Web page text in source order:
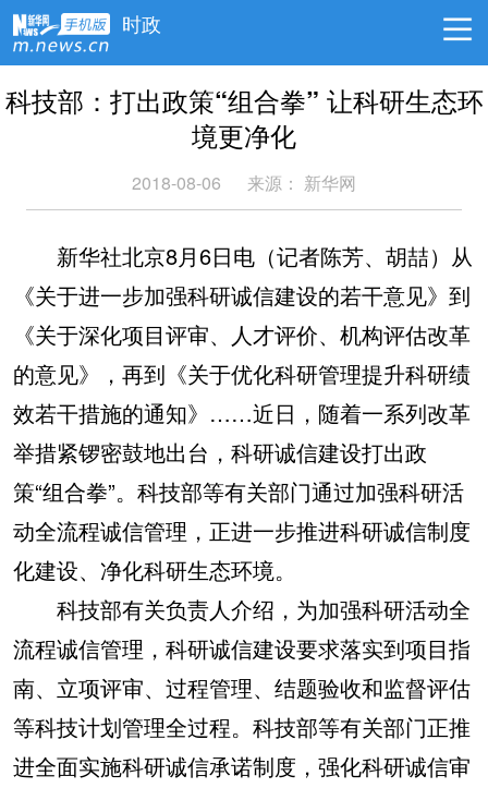
时政
科技部：打出政策“组合拳” 让科研生态环
境更净化
2018-08-06 来源： 新华网
新华社北京8月6日电（记者陈芳、胡喆）从
《关于进一步加强科研诚信建设的若干意见》到
《关于深化项目评审、人才评价、机构评估改革
的意见》，再到《关于优化科研管理提升科研绩
效若干措施的通知》……近日，随着一系列改革
举措紧锣密鼓地出台，科研诚信建设打出政
策“组合拳”。科技部等有关部门通过加强科研活
动全流程诚信管理，正进一步推进科研诚信制度
化建设、净化科研生态环境。
科技部有关负责人介绍，为加强科研活动全
流程诚信管理，科研诚信建设要求落实到项目指
南、立项评审、过程管理、结题验收和监督评估
等科技计划管理全过程。科技部等有关部门正推
进全面实施科研诚信承诺制度，强化科研诚信审